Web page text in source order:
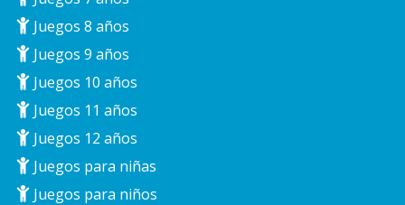
Juegos 8 años
Juegos 9 años
Juegos 10 años
Juegos 11 años
Juegos 12 años
Juegos para niñas
Juegos para niños